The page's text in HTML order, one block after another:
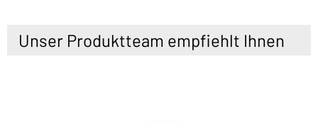
Unser Produktteam empfiehlt Ihnen